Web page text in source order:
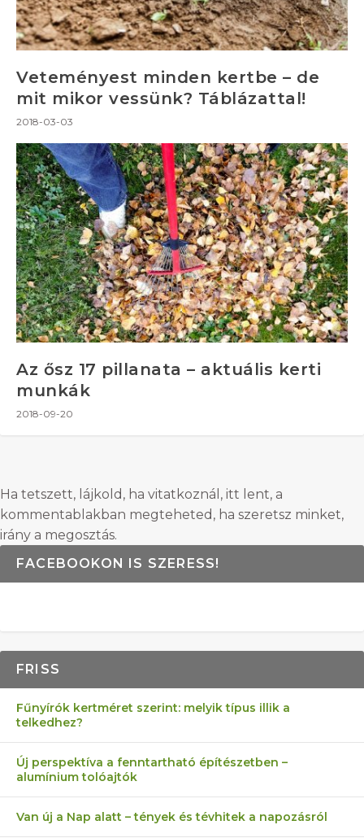
Veteményest minden kertbe – de
mit mikor vessünk? Táblázattal!
2018-03-03
Az ősz 17 pillanata – aktuális kerti
munkák
2018-09-20
Ha tetszett, lájkold, ha vitatkoznál, itt lent, a
kommentablakban megteheted, ha szeretsz minket,
irány a megosztás.
FACEBOOKON IS SZERESS!
FRISS
Fűnyírók kertméret szerint: melyik típus illik a
telkedhez?
Új perspektíva a fenntartható építészetben –
alumínium tolóajtók
Van új a Nap alatt – tények és tévhitek a napozásról